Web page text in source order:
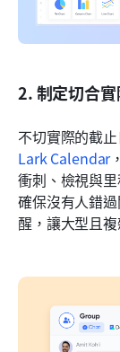
2. 制定切合
不切實際的截
Lark Calendar
衝刺、檢視與
確保沒有人錯
醒，讓大型且